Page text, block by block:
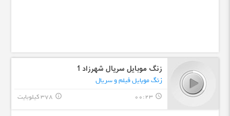
زنگ موبایل سریال شهرزاد 1
زنگ موبایل فیلم و سریال
query_builder
00:23 378 کیلوبایت info_outline